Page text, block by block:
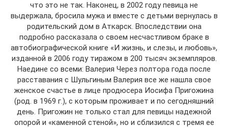
что это не так. Наконец, в 2002 году певица не
выдержала, бросила мужа и вместе с детьми вернулась в
родительский дом в Аткарск. Впоследствии она
подробно рассказала о своем несчастливом браке в
автобиографической книге «И жизнь, и слезы, и любовь»,
изданной в 2006 году тиражом в 200 тысяч экземпляров.
Наедине со всеми: Валерия Через полтора года после
расставания с Шульгиным Валерия все же нашла свое
женское счастье в лице продюсера Иосифа Пригожина
(род. в 1969 г.), с которым проживает и по сегодняшний
день. Пригожин не только стал для певицы надежной
опорой и «каменной стеной», но и сблизился с тремя ее